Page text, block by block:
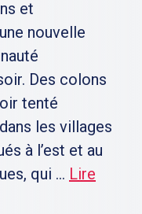
et
nouvelle
Des colons
tenté
les villages
à l’est et au
qui ... Lire